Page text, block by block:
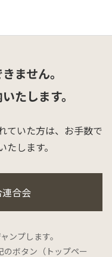
ません。
たします。
いた方は、 お手数で
します。
合会
ンプします。
ボタン（トップペー